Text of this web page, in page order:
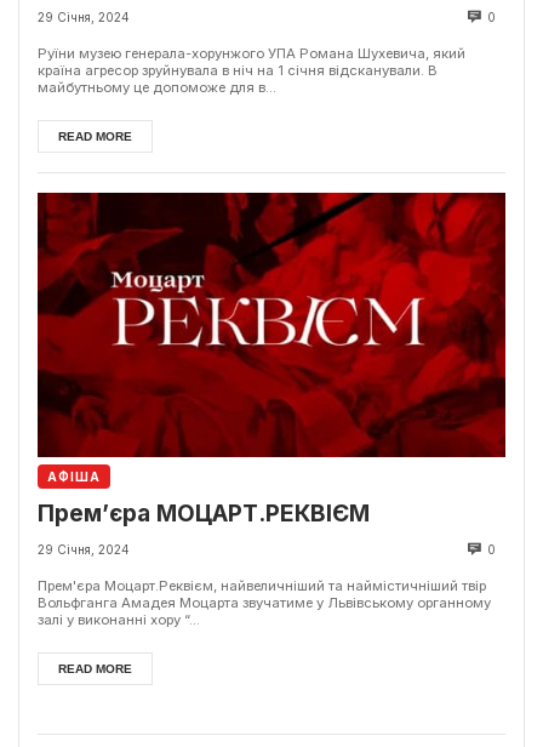
29 Січня, 2024 0
Руїни музею генерала-хорунжого УПА Романа Шухевича, який
країна агресор зруйнувала в ніч на 1 січня відсканували. В
майбутньому це допоможе для в...
READ MORE
АФІША
Прем’єра МОЦАРТ.РЕКВІЄМ
29 Січня, 2024 0
Прем'єра Моцарт.Реквієм, найвеличніший та наймістичніший твір
Вольфганга Амадея Моцарта звучатиме у Львівському органному
залі у виконанні хору “...
READ MORE